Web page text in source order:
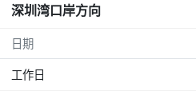
深圳湾口岸方向
日期
工作日